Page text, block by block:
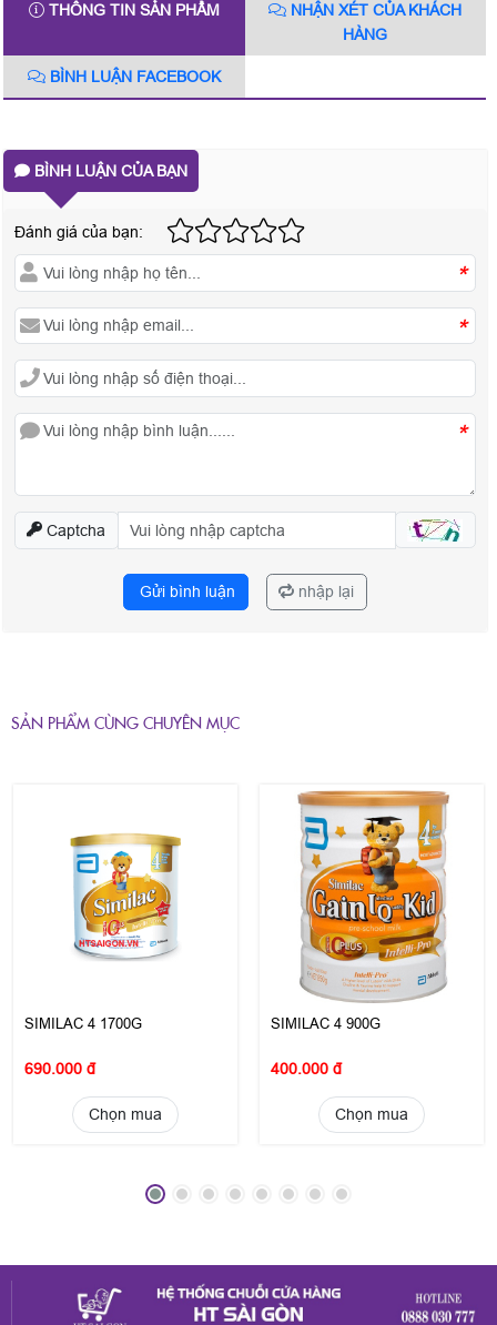
THÔNG TIN SẢN PHẨM
NHẬN XÉT CỦA KHÁCH
HÀNG
BÌNH LUẬN FACEBOOK
BÌNH LUẬN CỦA BẠN
Đánh giá của bạn:
*
*
*
Captcha
Gửi bình luận nhập lại
SẢN PHẨM CÙNG CHUYÊN MỤC
SIMILAC 4 1700G
690.000 đ
Chọn mua
SIMILAC 4 900G
400.000 đ
Chọn mua